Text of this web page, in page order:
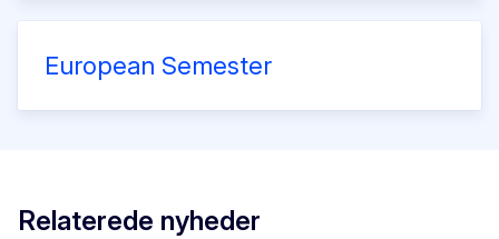
European Semester
Relaterede nyheder